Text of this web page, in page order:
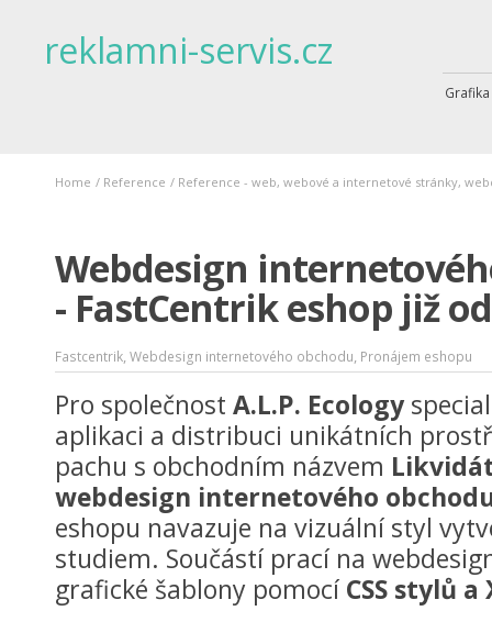
reklamni-servis.cz
Grafika
Home / Reference / Reference - web, webové a internetové stránky,
Webdesign
- FastCentrik eshop již
Fastcentrik,Webdesign internetového obchodu, Pronájem eshopu
Pro společnost A.L.P. Ecology
aplikaci a distribuci unikátních
pachu s obchodním názvem
webdesign internetového
eshopu navazuje na vizuální styl
studiem. Součástí prací na
grafické šablony pomocí CSS stylů a